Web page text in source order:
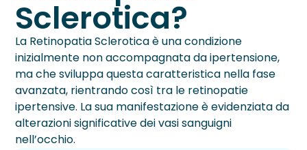
Sclerotica?
La Retinopatia Sclerotica è una condizione
inizialmente non accompagnata da ipertensione,
ma che sviluppa questa caratteristica nella fase
avanzata, rientrando così tra le retinopatie
ipertensive. La sua manifestazione è evidenziata da
alterazioni significative dei vasi sanguigni
nell’occhio.
Colloquio Informativo
Blog
Testimonianze
DIFETTI VISIVI
Astigmatismo
CATARATTA
Diagnosi Cataratta
PATOLOGIE
Ambliopia
INESTETISMI PALPEBRALI
Pinguecola
RETINOPATIE
Pucker Maculare
TRATTAMENTI
Chirurgia Corneale
CHIRURGIA CORNEALE
Anelli Intrastromali
CHIRURGIA REFRATTIVA
Femto Lasik
CHIRURGIA SEGMENTO ANTERIORE
Femtocataratta
LASER AMBULATORIALE
Argon Laser
SEGMENTO POSTERIORE DELL'OCCHIO
Chirurgia Vitreoretinica
VISITE E DIAGNOSTICA
Aberrometria
CHI SIAMO
Sede Milano